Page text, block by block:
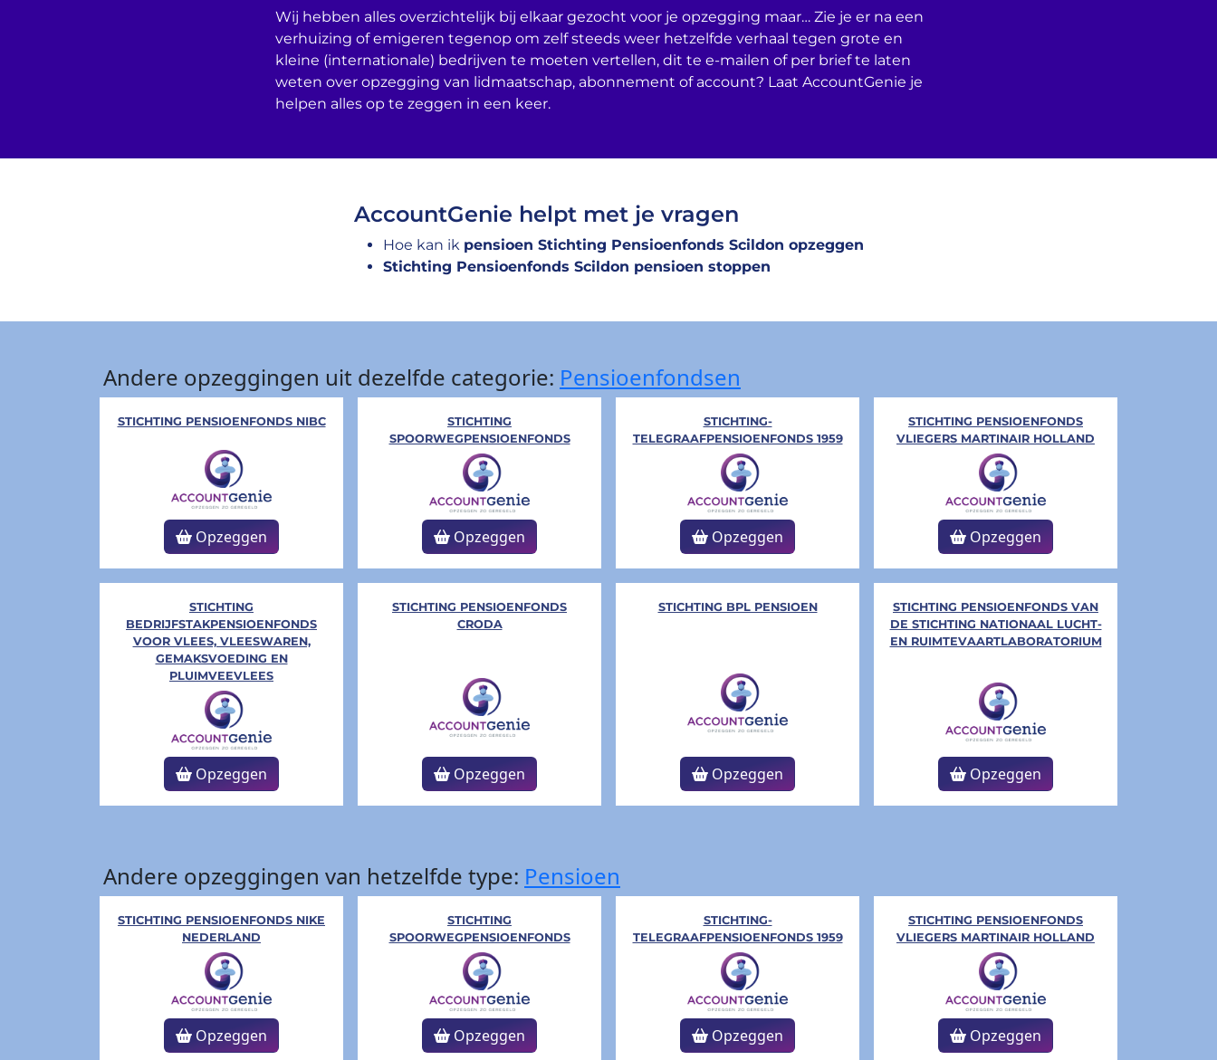
Wij hebben alles overzichtelijk bij elkaar gezocht voor je opzegging maar… Zie je er na een
verhuizing of emigeren tegenop om zelf steeds weer hetzelfde verhaal tegen grote en
kleine (internationale) bedrijven te moeten vertellen, dit te e-mailen of per brief te laten
weten over opzegging van lidmaatschap, abonnement of account? Laat AccountGenie je
helpen alles op te zeggen in een keer.
AccountGenie helpt met je vragen
Hoe kan ik pensioen Stichting Pensioenfonds Scildon opzeggen
Stichting Pensioenfonds Scildon pensioen stoppen
Andere opzeggingen uit dezelfde categorie: Pensioenfondsen
STICHTING PENSIOENFONDS NIBC
Opzeggen
STICHTING
SPOORWEGPENSIOENFONDS
Opzeggen
STICHTING-
TELEGRAAFPENSIOENFONDS 1959
Opzeggen
STICHTING PENSIOENFONDS
VLIEGERS MARTINAIR HOLLAND
Opzeggen
STICHTING
BEDRIJFSTAKPENSIOENFONDS
VOOR VLEES, VLEESWAREN,
GEMAKSVOEDING EN
PLUIMVEEVLEES
Opzeggen
STICHTING PENSIOENFONDS
CRODA
Opzeggen
STICHTING BPL PENSIOEN
Opzeggen
STICHTING PENSIOENFONDS VAN
DE STICHTING NATIONAAL LUCHT-
EN RUIMTEVAARTLABORATORIUM
Opzeggen
Andere opzeggingen van hetzelfde type: Pensioen
STICHTING PENSIOENFONDS NIKE
NEDERLAND
Opzeggen
STICHTING
SPOORWEGPENSIOENFONDS
Opzeggen
STICHTING-
TELEGRAAFPENSIOENFONDS 1959
Opzeggen
STICHTING PENSIOENFONDS
VLIEGERS MARTINAIR HOLLAND
Opzeggen